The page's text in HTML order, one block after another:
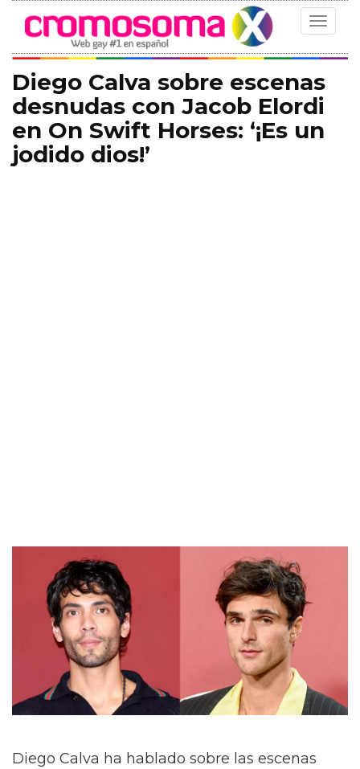
Toggle
Diego Calva sobre escenas
desnudas con Jacob Elordi
en On Swift Horses: ‘¡Es un
jodido dios!’
Diego Calva ha hablado sobre las escenas